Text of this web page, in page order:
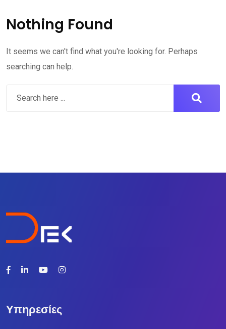
Nothing Found
It seems we can't find what you're looking for. Perhaps
searching can help.
Υπηρεσίες